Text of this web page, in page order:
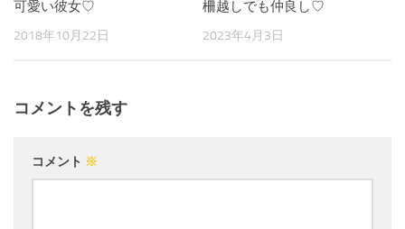
可愛い彼女♡
2018年10月22日
柵越しでも仲良し♡
2023年4月3日
コメントを残す
コメント ※